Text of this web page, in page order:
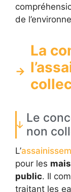
de
La
Le
non
L’
pour les
public. Il
traitant les